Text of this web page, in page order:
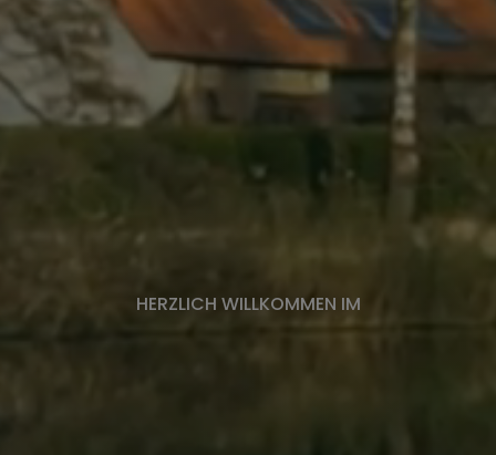
HERZLICH WILLKOMMEN IM